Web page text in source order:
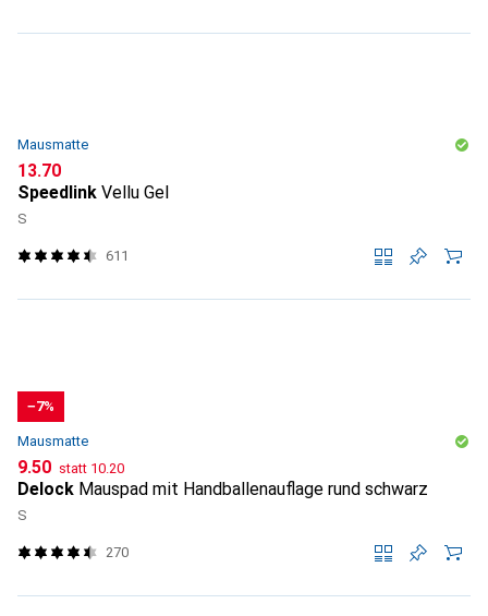
Mausmatte
CHF
13.70
Speedlink Vellu Gel
S
611
−7%
Mausmatte
CHF
9.50 statt CHF
10.20
Delock Mauspad mit Handballenauflage rund schwarz
S
270